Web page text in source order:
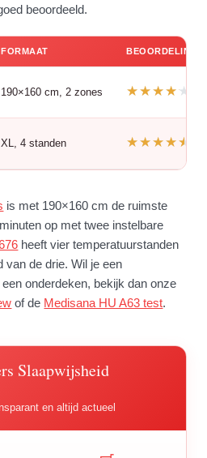
beoordeeld.
FORMAAT BEOORDELING
190×160 cm, 2 zones
XL, 4 standen
is met 190×160 cm de ruimste
op met twee instelbare
heeft vier temperatuurstanden
van de drie. Wil je een
onderdeken, bekijk dan onze
of de Medisana HU A63 test.
Slaapwijsheid
en altijd actueel